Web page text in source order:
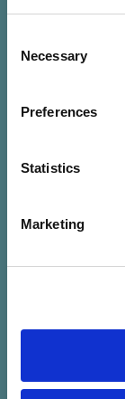
Selection
Necessary
Preferences
Statistics
Marketing